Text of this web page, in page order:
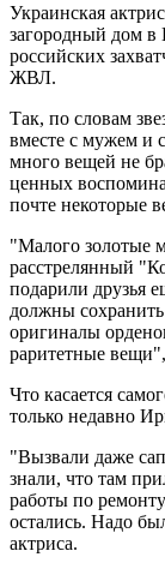
Украинская
загородный дом в
российских
ЖВЛ.
Так, по словам
вместе с мужем и
много вещей не
ценных
почте некоторые
"Малого золотые
расстрелянный
подарили друзья
должны
оригиналы
раритетные вещи",
Что касается
только недавно
"Вызвали даже
знали, что там
работы по
остались. Надо
актриса.